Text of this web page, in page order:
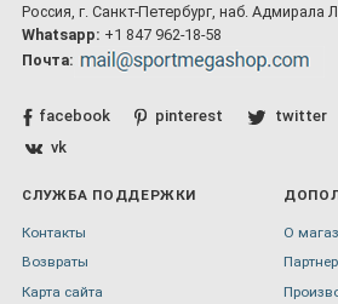
Россия, г. Санкт-Петербург, наб. Адмирала
Whatsapp: +1 847 962-18-58
Почта:
facebook pinterest
twitter
vk
СЛУЖБА ПОДДЕРЖКИ
Контакты
Возвраты
Карта сайта
О